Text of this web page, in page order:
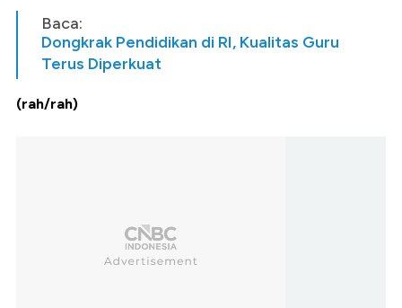
Baca:
Dongkrak Pendidikan di RI, Kualitas Guru
Terus Diperkuat
(rah/rah)